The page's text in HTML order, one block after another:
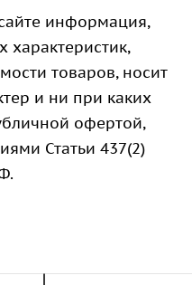
информация,
характеристик,
товаров, носит
и ни при каких
офертой,
Статьи 437(2)